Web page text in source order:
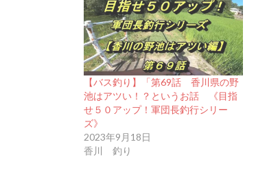
【バス釣り】「第69話 香川県の野
池はアツい！？というお話 《目指
せ５０アップ！軍団長釣行シリー
ズ》
2023年9月18日
香川 釣り